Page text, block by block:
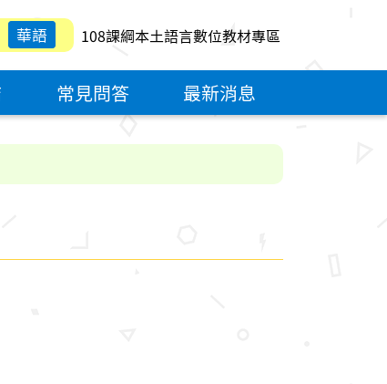
華語 108課綱本土語言數位教材專區
常見問答 最新消息